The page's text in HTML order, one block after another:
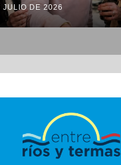
JULIO DE 2026